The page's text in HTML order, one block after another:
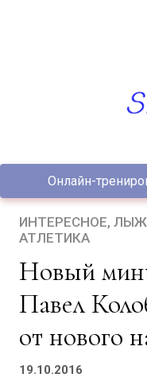
Онлайн-
ИНТЕРЕСНОЕ
АТЛЕТИКА
Новый министр спорта
Павел
от нового
19.10.2016